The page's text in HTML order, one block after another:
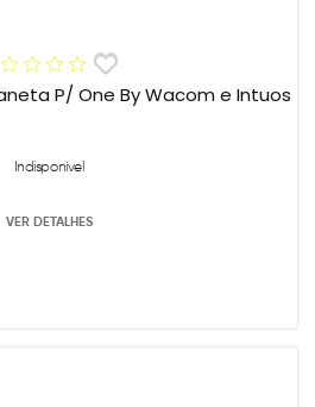
P/ One By Wacom e Intuos
Indisponível
VER DETALHES